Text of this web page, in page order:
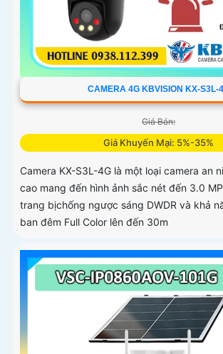
CAMERA 4G KBVISION KX-S3L-
Giá Bán:
Giá Khuyến Mại: 5%-35%
Camera KX-S3L-4G là một loại camera an
cao mang đến hình ảnh sắc nét đến 3.0
trang bịchống ngược sáng DWDR và khả
ban đêm Full Color lên đến 30m